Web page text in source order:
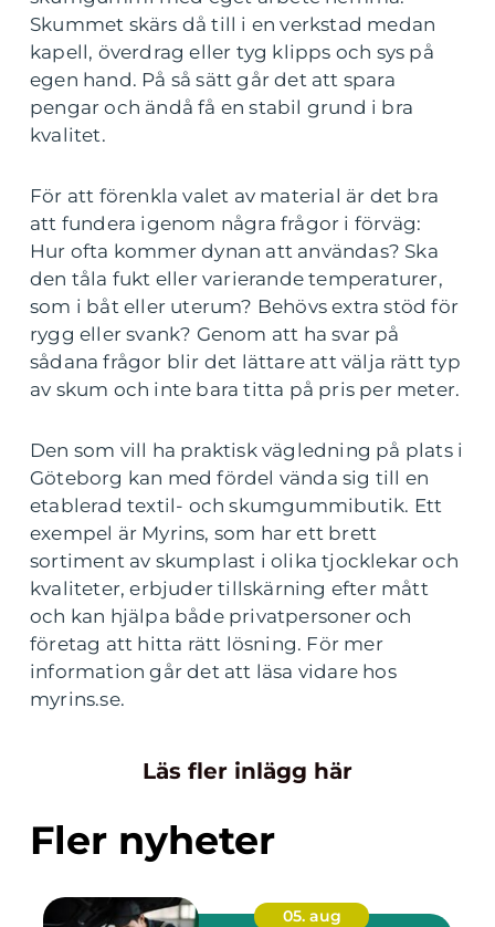
Skummet skärs då till i en verkstad medan
kapell, överdrag eller tyg klipps och sys på
egen hand. På så sätt går det att spara
pengar och ändå få en stabil grund i bra
kvalitet.
För att förenkla valet av material är det bra
att fundera igenom några frågor i förväg:
Hur ofta kommer dynan att användas? Ska
den tåla fukt eller varierande temperaturer,
som i båt eller uterum? Behövs extra stöd för
rygg eller svank? Genom att ha svar på
sådana frågor blir det lättare att välja rätt typ
av skum och inte bara titta på pris per meter.
Den som vill ha praktisk vägledning på plats i
Göteborg kan med fördel vända sig till en
etablerad textil- och skumgummibutik. Ett
exempel är Myrins, som har ett brett
sortiment av skumplast i olika tjocklekar och
kvaliteter, erbjuder tillskärning efter mått
och kan hjälpa både privatpersoner och
företag att hitta rätt lösning. För mer
information går det att läsa vidare hos
myrins.se.
Läs fler inlägg här
Fler nyheter
05. aug